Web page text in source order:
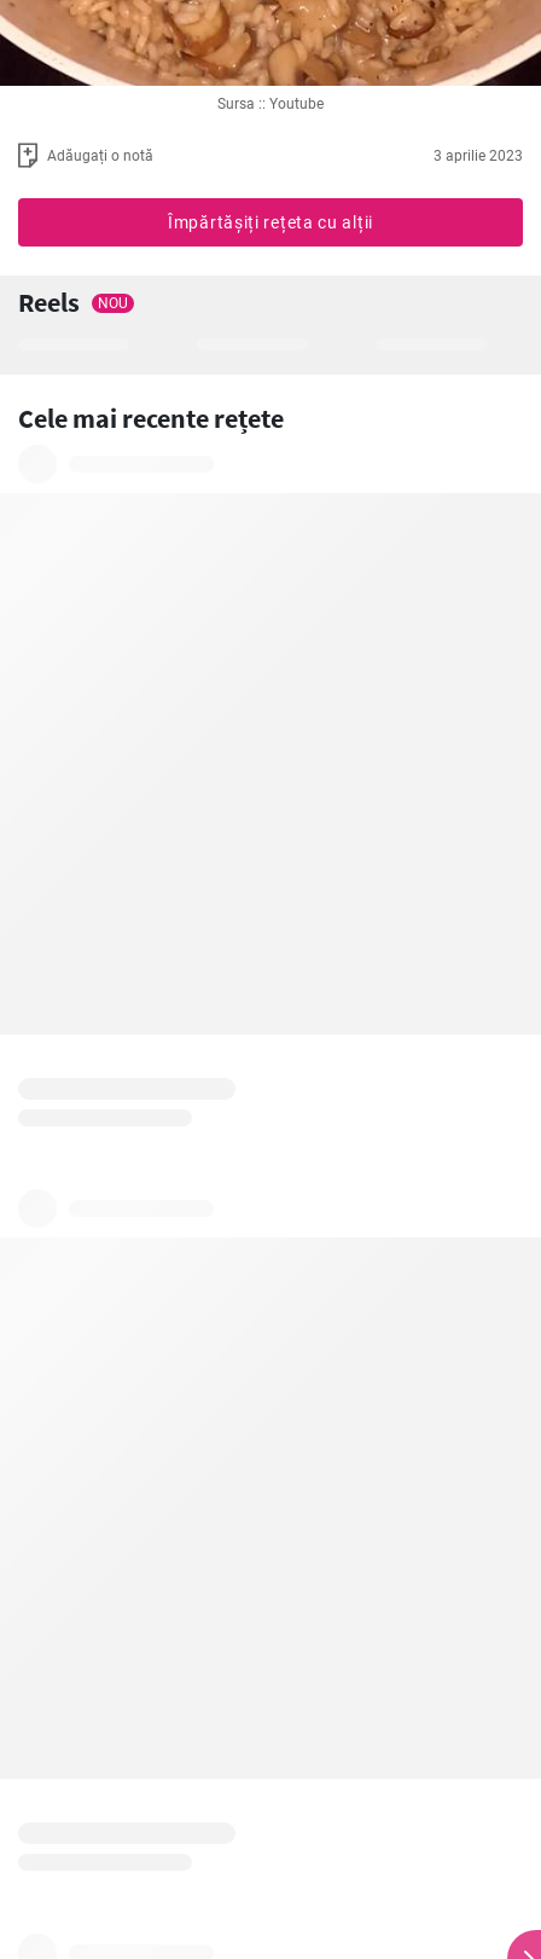
Sursa :: Youtube
Adăugați o notă 3 aprilie 2023
Împărtășiți rețeta cu alții
Reels NOU
Cele mai recente rețete